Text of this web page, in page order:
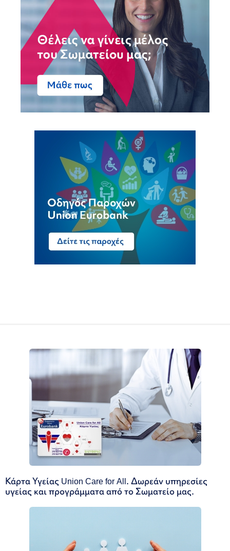
Κάρτα Υγείας Union Care for All. Δωρεάν υπηρεσίες
υγείας και προγράμματα από το Σωματείο μας.